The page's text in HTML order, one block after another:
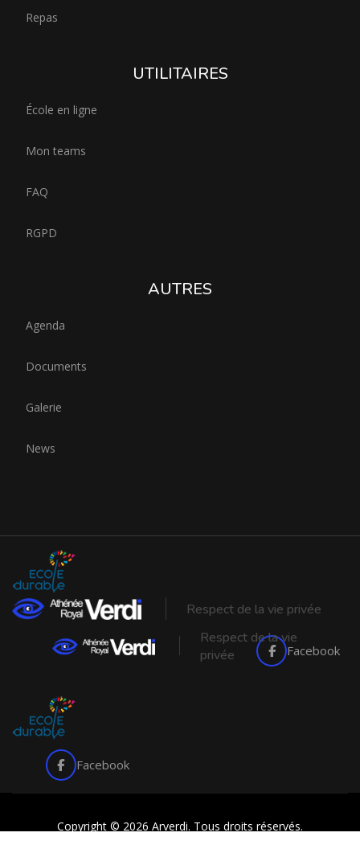
Repas
UTILITAIRES
École en ligne
Mon teams
FAQ
RGPD
AUTRES
Agenda
Documents
Galerie
News
Respect de la vie privée
Facebook
Respect de la vie
privée
Facebook
Copyright © 2026 Arverdi. Tous droits réservés.